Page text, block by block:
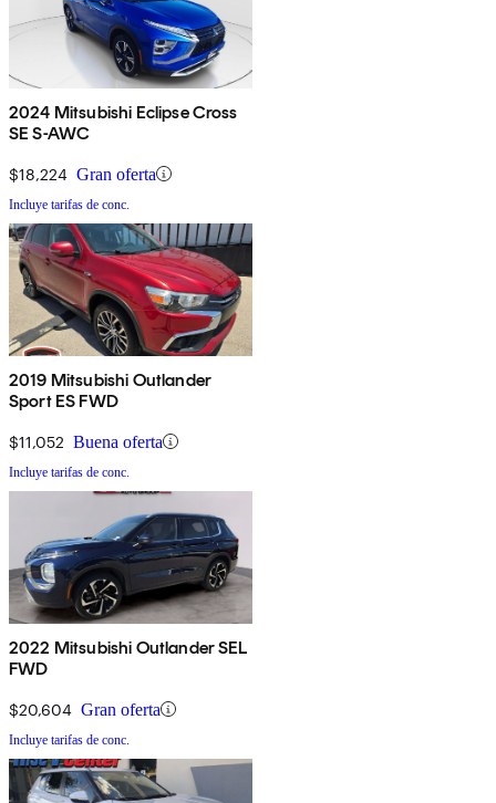
2024 Mitsubishi Eclipse Cross
SE S-AWC
$18,224 Gran oferta
Incluye tarifas de conc.
2019 Mitsubishi Outlander
Sport ES FWD
$11,052 Buena oferta
Incluye tarifas de conc.
2022 Mitsubishi Outlander SEL
FWD
$20,604 Gran oferta
Incluye tarifas de conc.